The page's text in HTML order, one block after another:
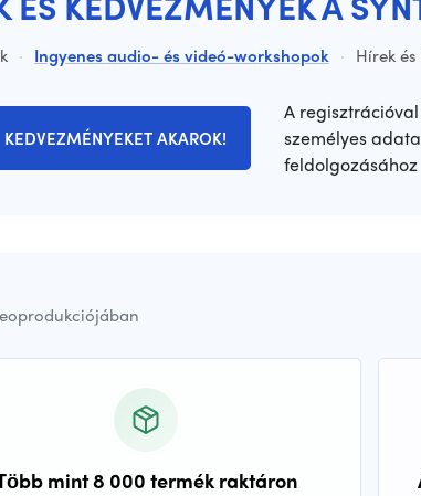
· Ingyenes audio- és videó-workshopok · Hírek
KEDVEZMÉNYEKET AKAROK!
A
személyes
feldolgozásához
mint 8 000 termék raktáron